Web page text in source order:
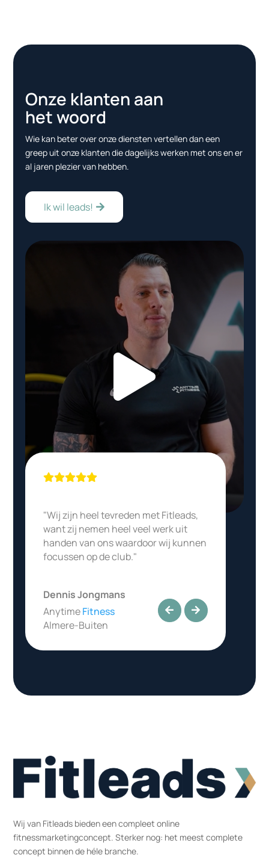
Onze klanten aan
het woord
Wie kan beter over onze diensten vertellen dan een
greep uit onze klanten die dagelijks werken met ons en er
al jaren plezier van hebben.
Ik wil leads!
"Wij zijn heel tevreden met Fitleads,
want zij nemen heel veel werk uit
handen van ons waardoor wij kunnen
focussen op de club."
Dennis Jongmans
AnytimeFitness
Almere-Buiten
Wij van Fitleads bieden een compleet online
fitnessmarketingconcept. Sterker nog: het meest complete
concept binnen de héle branche.